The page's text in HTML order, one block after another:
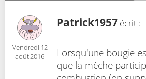
Vendredi 12
août 2016
Patrick1957 écrit :
Lorsqu'une bougie
que la mèche